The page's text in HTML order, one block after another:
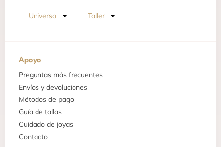
Universo Taller
Apoyo
Preguntas más frecuentes
Envíos y devoluciones
Métodos de pago
Guía de tallas
Cuidado de joyas
Contacto